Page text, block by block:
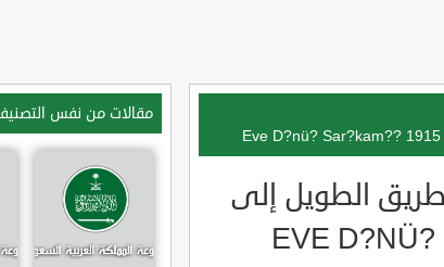
الطويل إلى
مقالات من نفس